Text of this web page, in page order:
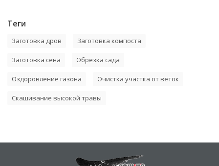
Теги
Заготовка дров Заготовка компоста
Заготовка сена Обрезка сада
Оздоровление газона Очистка участка от веток
Скашивание высокой травы